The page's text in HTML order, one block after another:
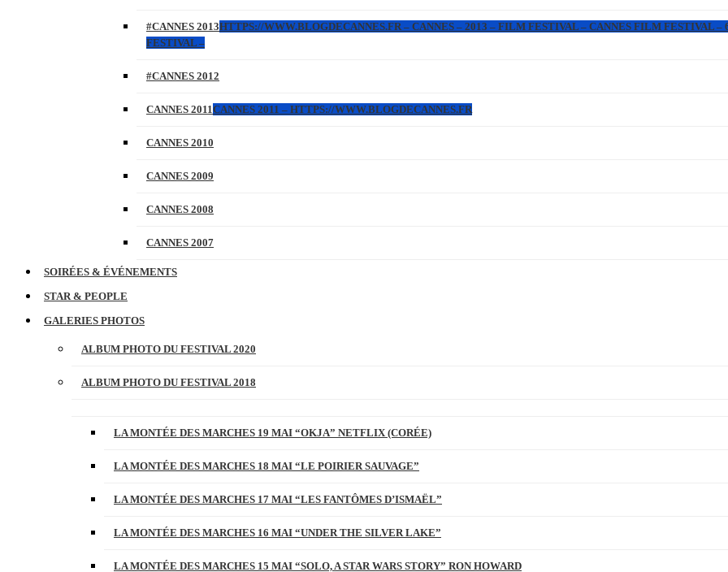
#CANNES 2013HTTPS://WWW.BLOGDECANNES.FR – CANNES – 2013 – FILM FESTIVAL – CANNES FILM FESTIVAL
FESTIVAL –
#CANNES 2012
CANNES 2011CANNES 2011 – HTTPS://WWW.BLOGDECANNES.FR
CANNES 2010
CANNES 2009
CANNES 2008
CANNES 2007
SOIRÉES & ÉVÉNEMENTS
STAR & PEOPLE
GALERIES PHOTOS
ALBUM PHOTO DU FESTIVAL 2020
ALBUM PHOTO DU FESTIVAL 2018
LA MONTÉE DES MARCHES 19 MAI “OKJA” NETFLIX (CORÉE)
LA MONTÉE DES MARCHES 18 MAI “LE POIRIER SAUVAGE”
LA MONTÉE DES MARCHES 17 MAI “LES FANTÔMES D’ISMAËL”
LA MONTÉE DES MARCHES 16 MAI “UNDER THE SILVER LAKE”
LA MONTÉE DES MARCHES 15 MAI “SOLO, A STAR WARS STORY” RON HOWARD